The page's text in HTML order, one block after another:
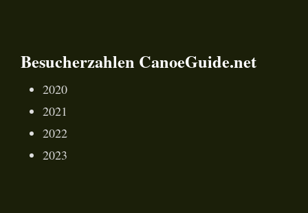
Besucherzahlen CanoeGuide.net
2020
2021
2022
2023